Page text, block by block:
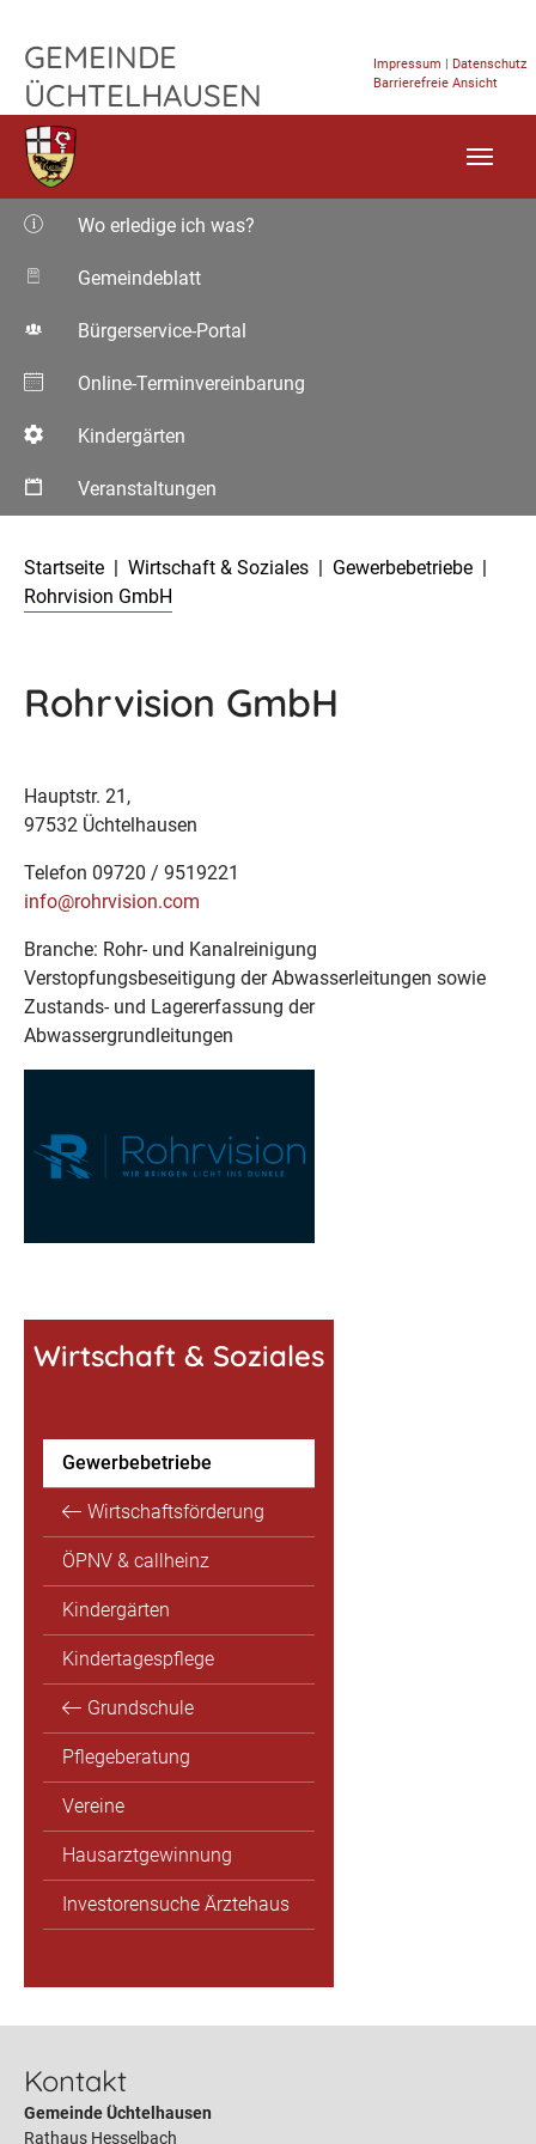
GEMEINDE
ÜCHTELHAUSEN
Impressum | Datenschutz
Barrierefreie Ansicht
Wo erledige ich was?
Gemeindeblatt
Bürgerservice-Portal
Online-Terminvereinbarung
Kindergärten
Veranstaltungen
Startseite
Wirtschaft & Soziales
Gewerbebetriebe
Rohrvision GmbH
Rohrvision GmbH
Hauptstr. 21,
97532 Üchtelhausen
Telefon 09720 / 9519221
info@rohrvision.com
Branche: Rohr- und Kanalreinigung
Verstopfungsbeseitigung der Abwasserleitungen sowie
Zustands- und Lagererfassung der
Abwassergrundleitungen
Wirtschaft & Soziales
Gewerbebetriebe
Wirtschaftsförderung
ÖPNV & callheinz
Kindergärten
Kindertagespflege
Grundschule
Pflegeberatung
Vereine
Hausarztgewinnung
Investorensuche Ärztehaus
Kontakt
Gemeinde Üchtelhausen
Rathaus Hesselbach